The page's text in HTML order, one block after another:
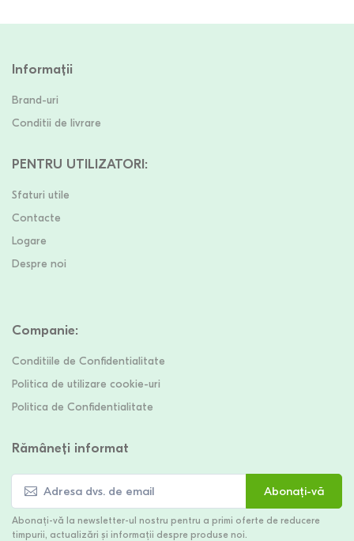
Informații
Brand-uri
Conditii de livrare
PENTRU UTILIZATORI:
Sfaturi utile
Contacte
Logare
Despre noi
Companie:
Conditiile de Confidentialitate
Politica de utilizare cookie-uri
Politica de Confidentialitate
Rămâneți informat
Abonați-vă
Abonați-vă la newsletter-ul nostru pentru a primi oferte de reducere
timpurii, actualizări și informații despre produse noi.